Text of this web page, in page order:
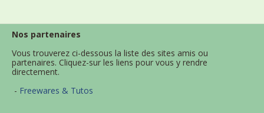
Nos partenaires
Vous trouverez ci-dessous la liste des sites amis ou
partenaires. Cliquez-sur les liens pour vous y rendre
directement.
- Freewares & Tutos